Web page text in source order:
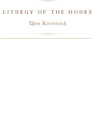
LITURGY OF THE HOURS
Ὥρα Κανονική